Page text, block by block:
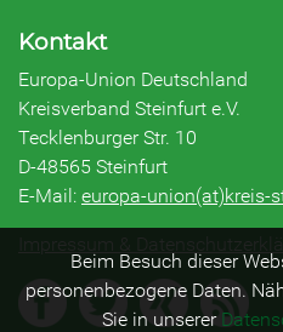
Kontakt
Europa-Union Deutschland
Kreisverband Steinfurt e.V.
Tecklenburger Str. 10
D-48565 Steinfurt
E-Mail: europa-union(at)kreis-
Beim Besuch dieser
personenbezogene Daten.
Sie in unserer